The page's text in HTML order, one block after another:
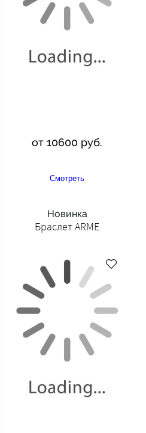
от 10600 руб.
Смотреть
Новинка
Браслет ARME